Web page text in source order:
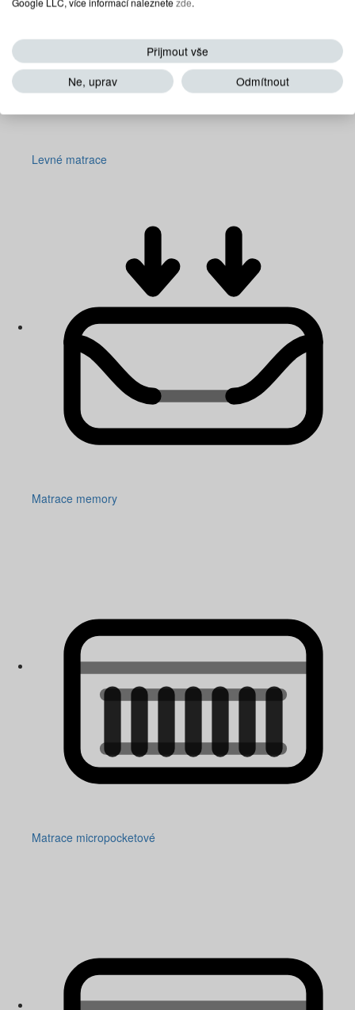
Levné matrace
Matrace memory
Matrace micropocketové
Přijmout vše
Ne, uprav
Odmítnout